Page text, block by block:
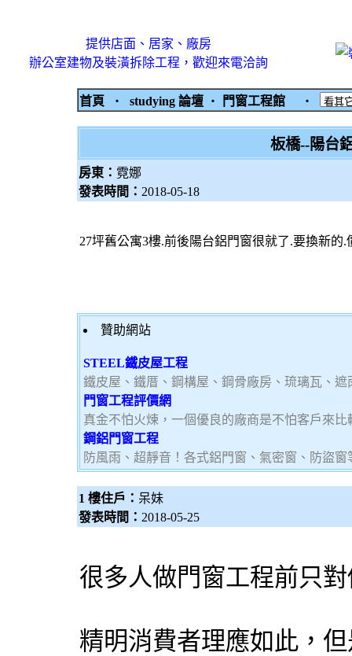
提供店面、居家、廠房
辦公室建物及裝潢拆除工程，歡迎來電洽詢
首頁 ‧ studying 論壇 ‧ 門窗工程館 ‧
板橋--陽台
房東： 霓娜
發表時間： 2018-05-18
27坪舊公寓3樓.前後陽台鋁門窗很就了.要換新的.
贊助網站
STEEL鐵皮屋工程
鐵皮屋、鐵厝、鋼構屋、鋼骨廠房、琉璃瓦、
門窗工程評價網
真金不怕火煉，一個優良的廠商是不怕客戶來
鋼鋁門窗工程
防風雨、超靜音！各式鋁門窗、氣密窗、防盜
1 樓住戶： 呆妹
發表時間： 2018-05-25
很多人做門窗工程前只
精明消費者理應如此，